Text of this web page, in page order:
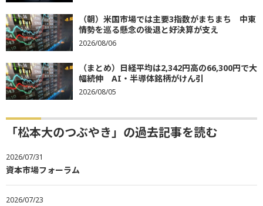
（朝）米国市場では主要3指数がまちまち 中東
情勢を巡る懸念の後退と好決算が支え
2026/08/06
（まとめ）日経平均は2,342円高の66,300円で大
幅続伸 AI・半導体銘柄がけん引
2026/08/05
「松本大のつぶやき」の過去記事を読む
2026/07/31
資本市場フォーラム
2026/07/23